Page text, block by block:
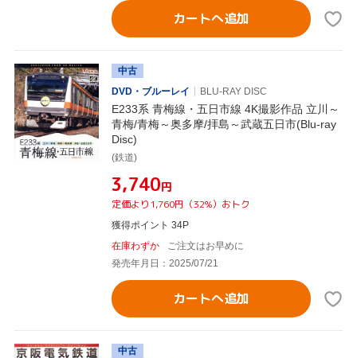
カートへ追加
中古
DVD・ブルーレイ
BLU-RAY DISC
E233系 青梅線・五日市線 4K撮影作品 立川～
青梅/青梅～奥多摩/拝島～武蔵五日市(Blu-ray
Disc)
(鉄道)
¥3,740円
定価より1,760円（32%）おトク
獲得ポイント 34P
在庫わずか
ご注文はお早めに
発売年月日：2025/07/21
カートへ追加
中古